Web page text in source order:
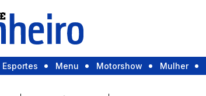
Esportes Menu Motorshow Mulher